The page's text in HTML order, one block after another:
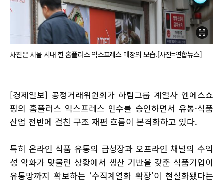
사진은 서울 시내 한 홈플러스 익스프레스 매장의 모습.[사진=연합뉴스]
[경제일보] 공정거래위원회가 하림그룹 계열사 엔에스쇼
핑의 홈플러스 익스프레스 인수를 승인하면서 유통·식품
산업 전반에 걸친 구조 재편 흐름이 본격화하고 있다.
특히 온라인 식품 유통의 급성장과 오프라인 채널의 수익
성 악화가 맞물린 상황에서 생산 기반을 갖춘 식품기업이
유통망까지 확보하는 ‘수직계열화 확장’이 현실화됐다는